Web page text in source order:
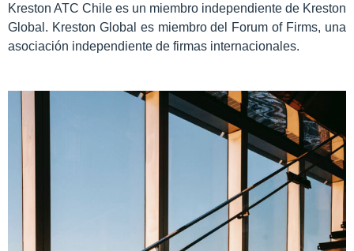
Kreston ATC Chile es un miembro independiente de Kreston
Global. Kreston Global es miembro del Forum of Firms, una
asociación independiente de firmas internacionales.